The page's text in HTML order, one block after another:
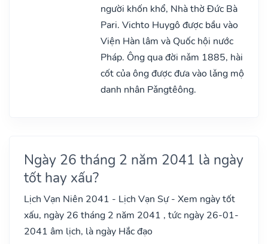
người khốn khổ, Nhà thờ Đức Bà
Pari. Vichto Huygô được bầu vào
Viện Hàn lâm và Quốc hội nước
Pháp. Ông qua đời nǎm 1885, hài
cốt của ông được đưa vào lǎng mộ
danh nhân Pǎngtêông.
Ngày 26 tháng 2 năm 2041 là ngày
tốt hay xấu?
Lịch Vạn Niên 2041 - Lịch Vạn Sự - Xem ngày tốt
xấu, ngày 26 tháng 2 năm 2041 , tức ngày 26-01-
2041 âm lịch, là ngày Hắc đạo